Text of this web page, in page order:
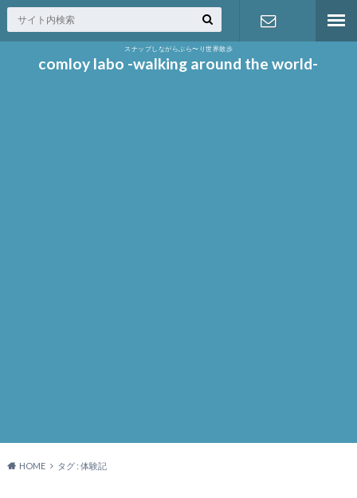
スナップしながらぶら〜り世界散歩
comloy labo -walking around the world-
お問い合わ
HOME タグ : 体験記